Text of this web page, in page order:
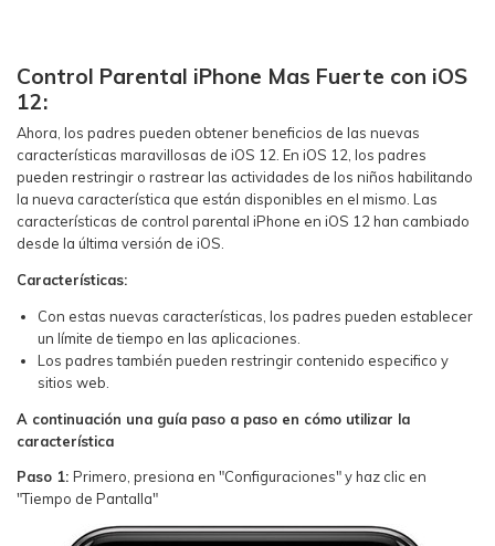
Control Parental iPhone Mas Fuerte con iOS
12:
Ahora, los padres pueden obtener beneficios de las nuevas
características maravillosas de iOS 12. En iOS 12, los padres
pueden restringir o rastrear las actividades de los niños habilitando
la nueva característica que están disponibles en el mismo. Las
características de control parental iPhone en iOS 12 han cambiado
desde la última versión de iOS.
Características:
Con estas nuevas características, los padres pueden establecer
un límite de tiempo en las aplicaciones.
Los padres también pueden restringir contenido especifico y
sitios web.
A continuación una guía paso a paso en cómo utilizar la
característica
Paso 1: Primero, presiona en "Configuraciones" y haz clic en
"Tiempo de Pantalla"